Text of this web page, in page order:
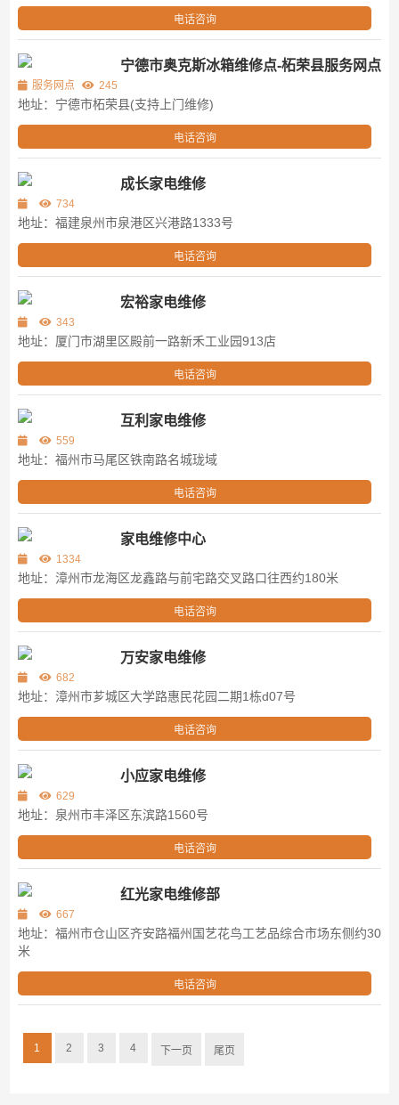
电话咨询
宁德市奥克斯冰箱维修点-柘荣县服务网点
服务网点 245
地址：宁德市柘荣县(支持上门维修)
电话咨询
成长家电维修
734
地址：福建泉州市泉港区兴港路1333号
电话咨询
宏裕家电维修
343
地址：厦门市湖里区殿前一路新禾工业园913店
电话咨询
互利家电维修
559
地址：福州市马尾区铁南路名城珑域
电话咨询
家电维修中心
1334
地址：漳州市龙海区龙鑫路与前宅路交叉路口往西约180米
电话咨询
万安家电维修
682
地址：漳州市芗城区大学路惠民花园二期1栋d07号
电话咨询
小应家电维修
629
地址：泉州市丰泽区东滨路1560号
电话咨询
红光家电维修部
667
地址：福州市仓山区齐安路福州国艺花鸟工艺品综合市场东侧约30
米
电话咨询
1 2 3 4 下一页 尾页